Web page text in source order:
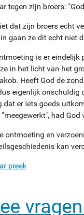
tegen zijn broers:
dat zijn broers echt
gaan ze dit echt niet
is er eindelijk
in het licht van het
Heeft God de
eigenlijk onschuldig
dat er iets goeds
had
ontmoeting en
kan
preek